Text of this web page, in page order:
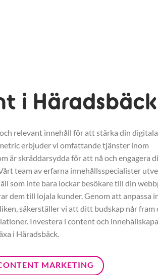
i Häradsbäck
relevant innehåll för att stärka din
erbjuder vi omfattande tjänster inom
är skräddarsydda för att nå och engagera
team av erfarna innehållsspecialister
som inte bara lockar besökare till din
dem till lojala kunder. Genom att anpassa
säkerställer vi att ditt budskap når fram
Investera i content och
i Häradsbäck.
MARKETING